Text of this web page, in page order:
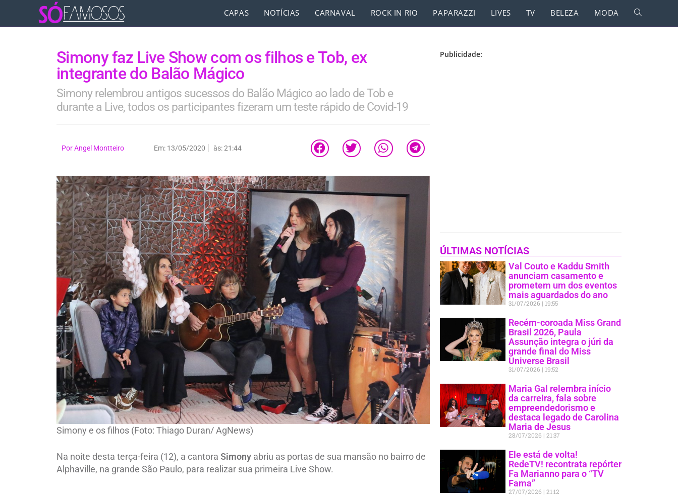
CAPAS NOTÍCIAS CARNAVAL ROCK IN RIO PAPARAZZI LIVES TV BELEZA MODA
Simony faz Live Show com os filhos e Tob, ex
integrante do Balão Mágico
Simony relembrou antigos sucessos do Balão Mágico ao lado de Tob e
durante a Live, todos os participantes fizeram um teste rápido de Covid-19
PorAngel Montteiro Em: 13/05/2020 às:21:44
Simony e os filhos (Foto: Thiago Duran/ AgNews)
Na noite desta terça-feira (12), a cantora Simony abriu as portas de sua mansão no bairro de
Alphaville, na grande São Paulo, para realizar sua primeira Live Show.
Publicidade:
ÚLTIMAS NOTÍCIAS
Val Couto e Kaddu Smith
anunciam casamento e
prometem um dos eventos
mais aguardados do ano
31/07/2026 19:55
Recém-coroada Miss Grand
Brasil 2026, Paula
Assunção integra o júri da
grande final do Miss
Universe Brasil
31/07/2026 19:52
Maria Gal relembra início
da carreira, fala sobre
empreendedorismo e
destaca legado de Carolina
Maria de Jesus
28/07/2026 21:37
Ele está de volta!
RedeTV! recontrata repórter
Fa Marianno para o “TV
Fama”
27/07/2026 21:12